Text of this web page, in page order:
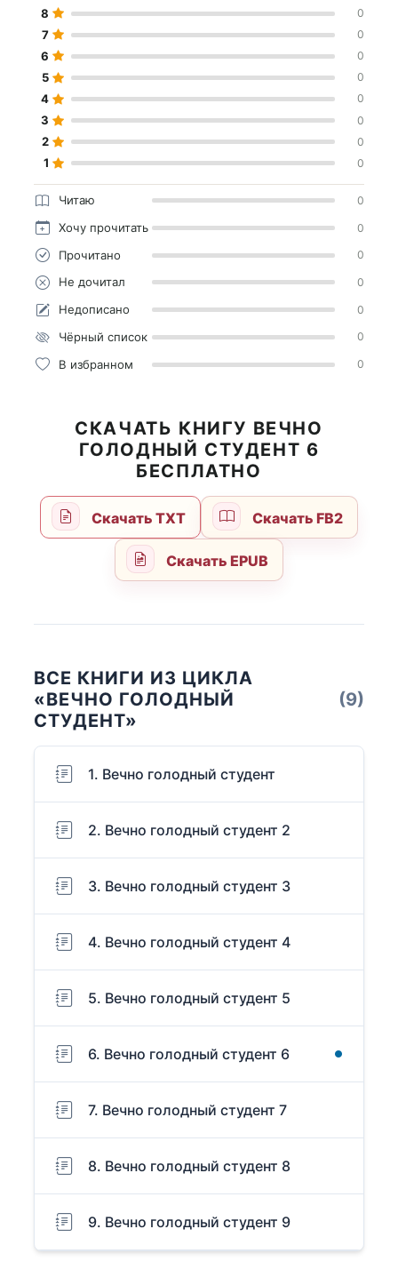
8 0
7 0
6 0
5 0
4 0
3 0
2 0
1 0
Читаю 0
Хочу прочитать 0
Прочитано 0
Не дочитал 0
Недописано 0
Чёрный список 0
В избранном 0
СКАЧАТЬ КНИГУ ВЕЧНО
ГОЛОДНЫЙ СТУДЕНТ 6
БЕСПЛАТНО
Скачать TXT Скачать FB2
Скачать EPUB
ВСЕ КНИГИ ИЗ ЦИКЛА
«ВЕЧНО ГОЛОДНЫЙ
СТУДЕНТ»
(9)
1. Вечно голодный студент
2. Вечно голодный студент 2
3. Вечно голодный студент 3
4. Вечно голодный студент 4
5. Вечно голодный студент 5
6. Вечно голодный студент 6
7. Вечно голодный студент 7
8. Вечно голодный студент 8
9. Вечно голодный студент 9